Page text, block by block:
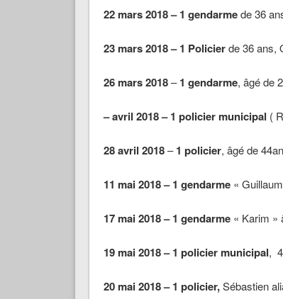
22 mars 2018 – 1 gendarmede 36
23 mars 2018 – 1 Policierde 36 ans,
26 mars 2018–1 gendarme, âgé de
– avril 2018 – 1 policier municipal (
28 avril 2018–1 policier, âgé de
11 mai 2018 – 1 gendarme«
17 mai 2018 – 1 gendarme« Karim »
19 mai 2018 – 1 policier municipal,
20 mai 2018 – 1 policier,Sébastien